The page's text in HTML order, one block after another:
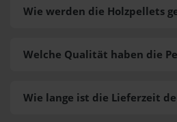
Wie werden die Holzpellets
Welche Qualität haben die
Wie lange ist die Lieferzeit